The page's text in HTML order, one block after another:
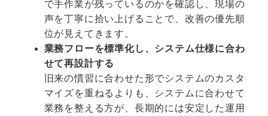
で手作業が残っているのかを確認し、現場の
声を丁寧に拾い上げることで、改善の優先順
位が見えてきます。
業務フローを標準化し、システム仕様に合わ
せて再設計する
旧来の慣習に合わせた形でシステムのカスタ
マイズを重ねるよりも、システムに合わせて
業務を整える方が、長期的には安定した運用